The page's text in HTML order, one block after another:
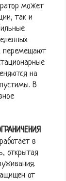
может
так и
перемещают
на
В
в
открытая
от